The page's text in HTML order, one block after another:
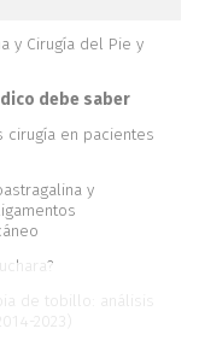
y Cirugía del Pie y
debe saber
cirugía en pacientes
y
de tobillo: análisis
2023)